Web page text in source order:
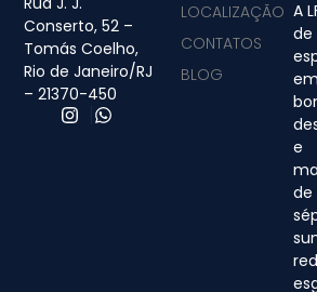
Conserto, 52 –
Tomás Coelho,
Rio de Janeiro/RJ
– 21370-450
A
de
e
de
LOCALIZAÇÃO
CONTATOS
BLOG